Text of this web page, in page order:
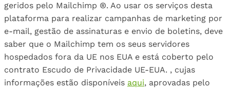
geridos pelo Mailchimp ®. Ao usar os serviços desta
plataforma para realizar campanhas de marketing por
e-mail, gestão de assinaturas e envio de boletins, deve
saber que o Mailchimp tem os seus servidores
hospedados fora da UE nos EUA e está coberto pelo
contrato Escudo de Privacidade UE-EUA. , cujas
informações estão disponíveis aqui, aprovadas pelo